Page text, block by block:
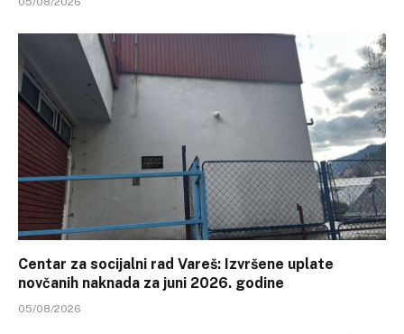
Centar za socijalni rad Vareš: Izvršene uplate
novčanih naknada za juni 2026. godine
05/08/2026